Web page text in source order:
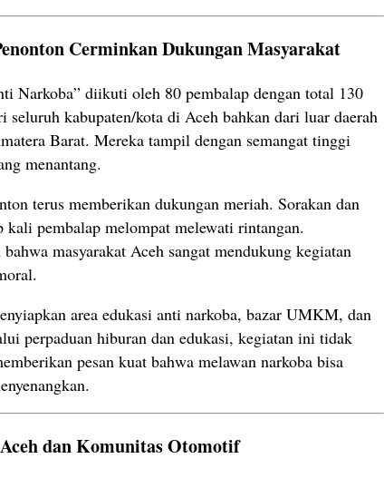
Cerminkan Dukungan Masyarakat
Narkoba” diikuti oleh 80 pembalap dengan total 130
seluruh kabupaten/kota di Aceh bahkan dari luar daerah
Barat. Mereka tampil dengan semangat tinggi
menantang.
terus memberikan dukungan meriah. Sorakan dan
kali pembalap melompat melewati rintangan.
masyarakat Aceh sangat mendukung kegiatan
area edukasi anti narkoba, bazar UMKM, dan
perpaduan hiburan dan edukasi, kegiatan ini tidak
pesan kuat bahwa melawan narkoba bisa
dan Komunitas Otomotif